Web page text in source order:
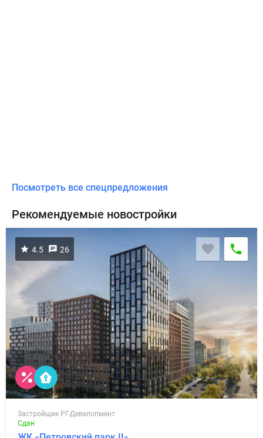
Посмотреть все спецпредложения
Рекомендуемые новостройки
4.5 26
Застройщик РГ-Девелопмент
Сдан